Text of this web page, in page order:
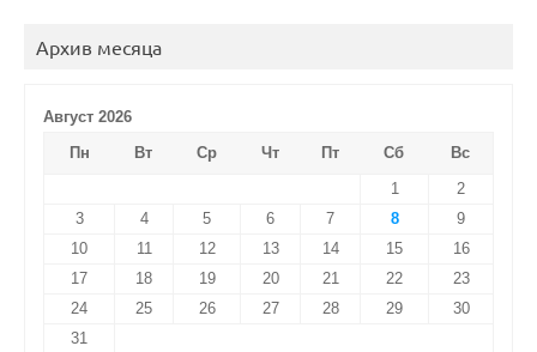
Архив месяца
Август 2026
Пн
Вт Ср Чт Пт Сб
Вс
1
2
3
4 5 6 7 8
9
10
11 12 13 14 15
16
17
18 19 20 21 22
23
24
25 26 27 28 29
30
31